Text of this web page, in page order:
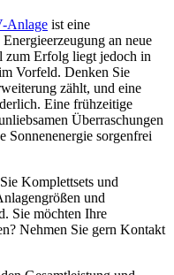
Anlage ist eine
an neue
zum Erfolg liegt jedoch in
Vorfeld. Denken Sie
zählt, und eine
Eine frühzeitige
Überraschungen
Sonnenenergie sorgenfrei
Komplettsets und
und
Sie möchten Ihre
Nehmen Sie gern Kontakt